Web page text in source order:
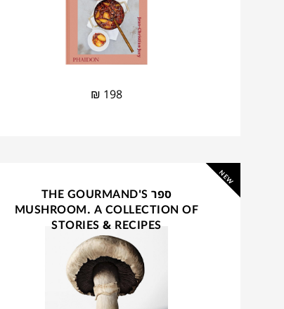
₪ 198
NEW
ספר THE GOURMAND'S
MUSHROOM. A COLLECTION OF
STORIES & RECIPES